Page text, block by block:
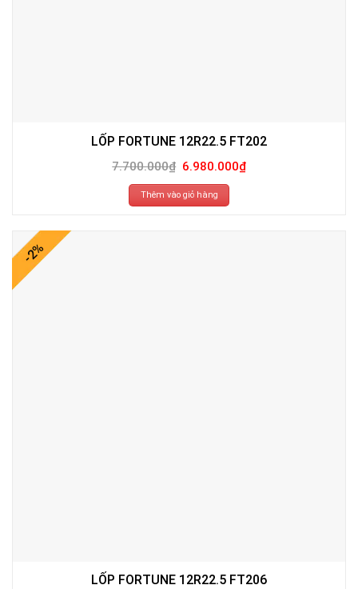
LỐP FORTUNE 12R22.5 FT202
7.700.000₫ Giá
gốc
là:
7.700.000₫.
6.980.000₫Giá
hiện
Thêm vào giỏ hàng
-2%
LỐP FORTUNE 12R22.5 FT206